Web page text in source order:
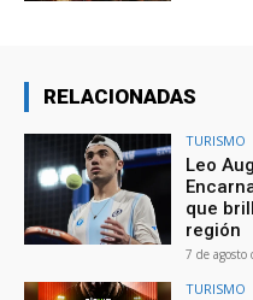
RELACIONADAS
TURISMO
Leo
que
región
7 de agosto
TURISMO